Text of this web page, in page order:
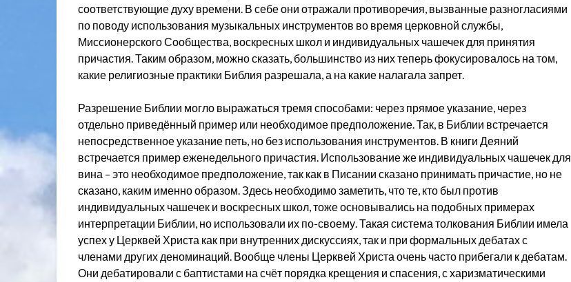
соответствующие духу времени. В себе они отражали противоречия, вызванные разногласиями
по поводу использования музыкальных инструментов во время церковной службы,
Миссионерского Сообщества, воскресных школ и индивидуальных чашечек для принятия
причастия. Таким образом, можно сказать, большинство из них теперь фокусировалось на том,
какие религиозные практики Библия разрешала, а на какие налагала запрет.
Разрешение Библии могло выражаться тремя способами: через прямое указание, через
отдельно приведённый пример или необходимое предположение. Так, в Библии встречается
непосредственное указание петь, но без использования инструментов. В книги Деяний
встречается пример еженедельного причастия. Использование же индивидуальных чашечек для
вина – это необходимое предположение, так как в Писании сказано принимать причастие, но не
сказано, каким именно образом. Здесь необходимо заметить, что те, кто был против
индивидуальных чашечек и воскресных школ, тоже основывались на подобных примерах
интерпретации Библии, но использовали их по-своему. Такая система толкования Библии имела
успех у Церквей Христа как при внутренних дискуссиях, так и при формальных дебатах с
членами других деноминаций. Вообще члены Церквей Христа очень часто прибегали к дебатам.
Они дебатировали с баптистами на счёт порядка крещения и спасения, с харизматическими